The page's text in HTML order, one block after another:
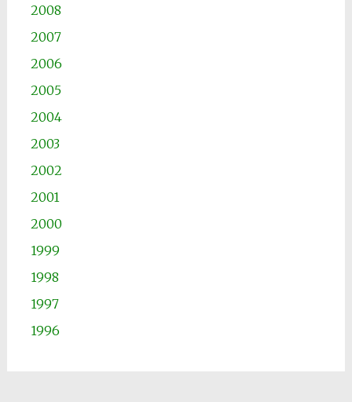
2008
2007
2006
2005
2004
2003
2002
2001
2000
1999
1998
1997
1996